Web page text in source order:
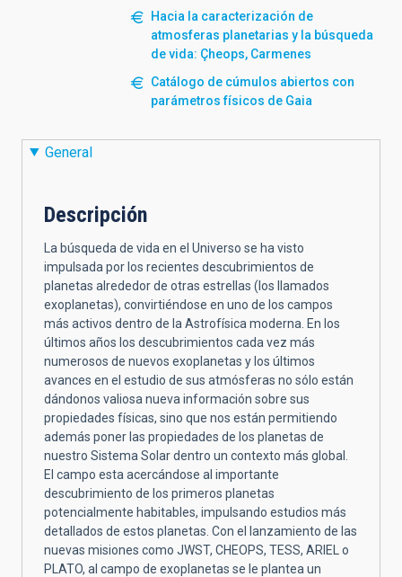
Hacia la caracterización de
atmosferas planetarias y la búsqueda
de vida: Çheops, Carmenes
Catálogo de cúmulos abiertos con
parámetros físicos de Gaia
General
Descripción
La búsqueda de vida en el Universo se ha visto
impulsada por los recientes descubrimientos de
planetas alrededor de otras estrellas (los llamados
exoplanetas), convirtiéndose en uno de los campos
más activos dentro de la Astrofísica moderna. En los
últimos años los descubrimientos cada vez más
numerosos de nuevos exoplanetas y los últimos
avances en el estudio de sus atmósferas no sólo están
dándonos valiosa nueva información sobre sus
propiedades físicas, sino que nos están permitiendo
además poner las propiedades de los planetas de
nuestro Sistema Solar dentro un contexto más global.
El campo esta acercándose al importante
descubrimiento de los primeros planetas
potencialmente habitables, impulsando estudios más
detallados de estos planetas. Con el lanzamiento de las
nuevas misiones como JWST, CHEOPS, TESS, ARIEL o
PLATO, al campo de exoplanetas se le plantea un